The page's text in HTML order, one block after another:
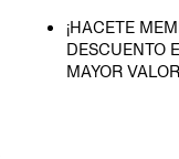
¡HACETE
DESCUENTO
MAYOR